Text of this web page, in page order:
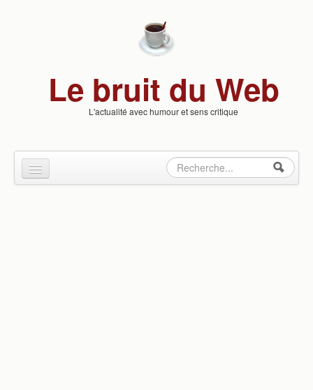
Le bruit du Web
L'actualité avec humour et sens critique
Formulaire
Rechercher